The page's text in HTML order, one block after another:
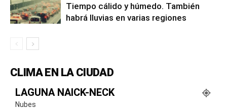
Tiempo cálido y húmedo. También
habrá lluvias en varias regiones
CLIMA EN LA CIUDAD
LAGUNA NAICK-NECK
Nubes